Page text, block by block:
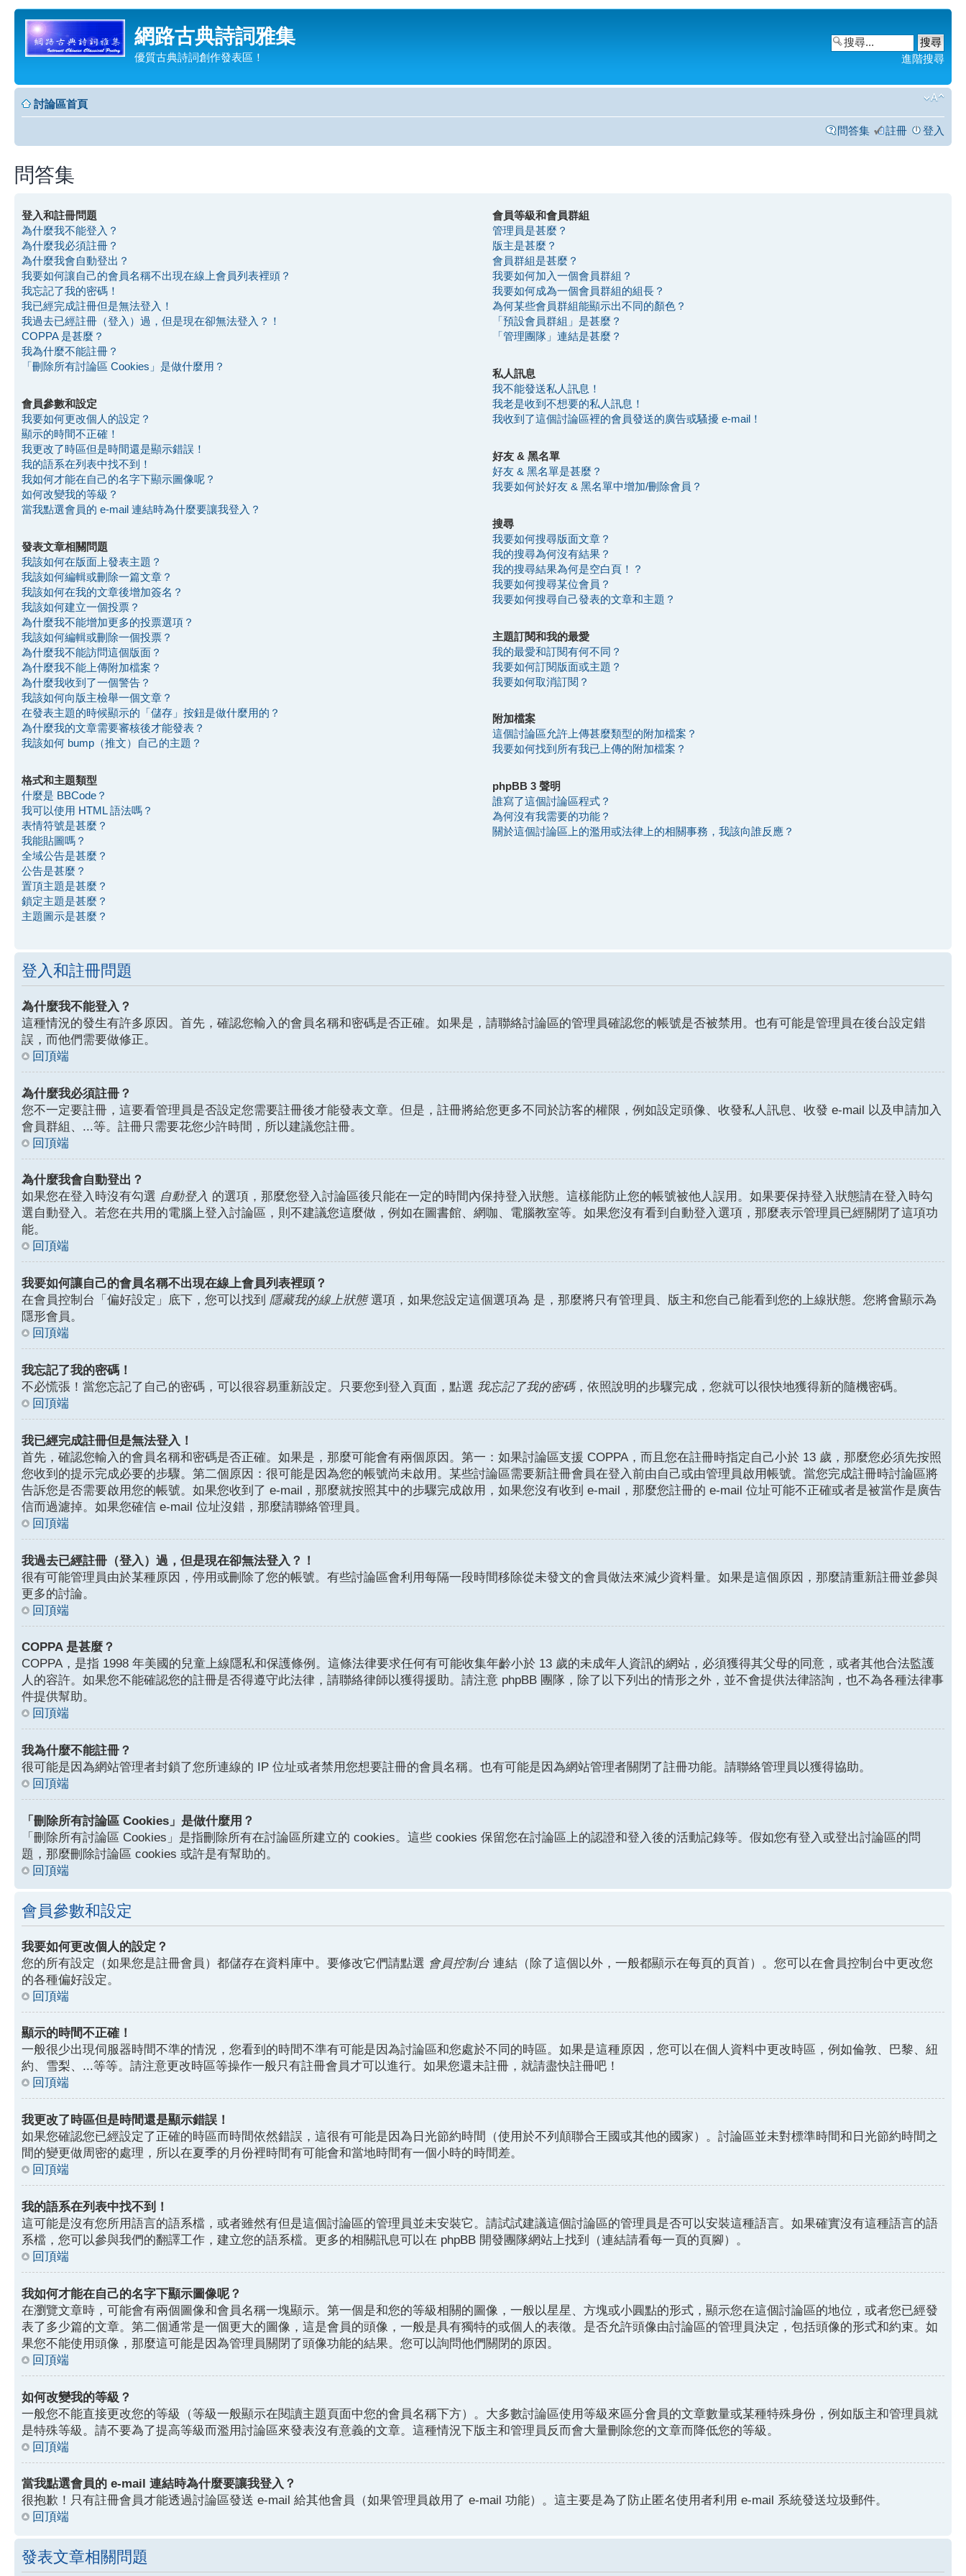
網路古典詩詞雅集
優質古典詩詞創作發表區！ 進階搜尋
討論區首頁
問答集 註冊 登入
問答集
登入和註冊問題
為什麼我不能登入？
為什麼我必須註冊？
為什麼我會自動登出？
我要如何讓自己的會員名稱不出現在線上會員列表裡頭？
我忘記了我的密碼！
我已經完成註冊但是無法登入！
我過去已經註冊（登入）過，但是現在卻無法登入？！
COPPA 是甚麼？
我為什麼不能註冊？
「刪除所有討論區 Cookies」是做什麼用？
會員參數和設定
我要如何更改個人的設定？
顯示的時間不正確！
我更改了時區但是時間還是顯示錯誤！
我的語系在列表中找不到！
我如何才能在自己的名字下顯示圖像呢？
如何改變我的等級？
當我點選會員的 e-mail 連結時為什麼要讓我登入？
發表文章相關問題
我該如何在版面上發表主題？
我該如何編輯或刪除一篇文章？
我該如何在我的文章後增加簽名？
我該如何建立一個投票？
為什麼我不能增加更多的投票選項？
我該如何編輯或刪除一個投票？
為什麼我不能訪問這個版面？
為什麼我不能上傳附加檔案？
為什麼我收到了一個警告？
我該如何向版主檢舉一個文章？
在發表主題的時候顯示的「儲存」按鈕是做什麼用的？
為什麼我的文章需要審核後才能發表？
我該如何 bump（推文）自己的主題？
格式和主題類型
什麼是 BBCode？
我可以使用 HTML 語法嗎？
表情符號是甚麼？
我能貼圖嗎？
全域公告是甚麼？
公告是甚麼？
置頂主題是甚麼？
鎖定主題是甚麼？
主題圖示是甚麼？
會員等級和會員群組
管理員是甚麼？
版主是甚麼？
會員群組是甚麼？
我要如何加入一個會員群組？
我要如何成為一個會員群組的組長？
為何某些會員群組能顯示出不同的顏色？
「預設會員群組」是甚麼？
「管理團隊」連結是甚麼？
私人訊息
我不能發送私人訊息！
我老是收到不想要的私人訊息！
我收到了這個討論區裡的會員發送的廣告或騷擾 e-mail！
好友 & 黑名單
好友 & 黑名單是甚麼？
我要如何於好友 & 黑名單中增加/刪除會員？
搜尋
我要如何搜尋版面文章？
我的搜尋為何沒有結果？
我的搜尋結果為何是空白頁！？
我要如何搜尋某位會員？
我要如何搜尋自己發表的文章和主題？
主題訂閱和我的最愛
我的最愛和訂閱有何不同？
我要如何訂閱版面或主題？
我要如何取消訂閱？
附加檔案
這個討論區允許上傳甚麼類型的附加檔案？
我要如何找到所有我已上傳的附加檔案？
phpBB 3 聲明
誰寫了這個討論區程式？
為何沒有我需要的功能？
關於這個討論區上的濫用或法律上的相關事務，我該向誰反應？
登入和註冊問題
為什麼我不能登入？
這種情況的發生有許多原因。首先，確認您輸入的會員名稱和密碼是否正確。如果是，請聯絡討論區的管理員確認您的帳號是否被禁用。也有可能是管理員在後台設定錯
誤，而他們需要做修正。
回頂端
為什麼我必須註冊？
您不一定要註冊，這要看管理員是否設定您需要註冊後才能發表文章。但是，註冊將給您更多不同於訪客的權限，例如設定頭像、收發私人訊息、收發 e-mail 以及申請加入
會員群組、...等。註冊只需要花您少許時間，所以建議您註冊。
回頂端
為什麼我會自動登出？
如果您在登入時沒有勾選 自動登入 的選項，那麼您登入討論區後只能在一定的時間內保持登入狀態。這樣能防止您的帳號被他人誤用。如果要保持登入狀態請在登入時勾
選自動登入。若您在共用的電腦上登入討論區，則不建議您這麼做，例如在圖書館、網咖、電腦教室等。如果您沒有看到自動登入選項，那麼表示管理員已經關閉了這項功
能。
回頂端
我要如何讓自己的會員名稱不出現在線上會員列表裡頭？
在會員控制台「偏好設定」底下，您可以找到 隱藏我的線上狀態選項，如果您設定這個選項為 是 ，那麼將只有管理員、版主和您自己能看到您的上線狀態。您將會顯示為
隱形會員。
回頂端
我忘記了我的密碼！
不必慌張！當您忘記了自己的密碼，可以很容易重新設定。只要您到登入頁面，點選 我忘記了我的密碼，依照說明的步驟完成，您就可以很快地獲得新的隨機密碼。
回頂端
我已經完成註冊但是無法登入！
首先，確認您輸入的會員名稱和密碼是否正確。如果是，那麼可能會有兩個原因。第一：如果討論區支援 COPPA，而且您在註冊時指定自己小於 13 歲，那麼您必須先按照
您收到的提示完成必要的步驟。第二個原因：很可能是因為您的帳號尚未啟用。某些討論區需要新註冊會員在登入前由自己或由管理員啟用帳號。當您完成註冊時討論區將
告訴您是否需要啟用您的帳號。如果您收到了 e-mail，那麼就按照其中的步驟完成啟用，如果您沒有收到 e-mail，那麼您註冊的 e-mail 位址可能不正確或者是被當作是廣告
信而過濾掉。如果您確信 e-mail 位址沒錯，那麼請聯絡管理員。
回頂端
我過去已經註冊（登入）過，但是現在卻無法登入？！
很有可能管理員由於某種原因，停用或刪除了您的帳號。有些討論區會利用每隔一段時間移除從未發文的會員做法來減少資料量。如果是這個原因，那麼請重新註冊並參與
更多的討論。
回頂端
COPPA 是甚麼？
COPPA，是指 1998 年美國的兒童上線隱私和保護條例。這條法律要求任何有可能收集年齡小於 13 歲的未成年人資訊的網站，必須獲得其父母的同意，或者其他合法監護
人的容許。如果您不能確認您的註冊是否得遵守此法律，請聯絡律師以獲得援助。請注意 phpBB 團隊，除了以下列出的情形之外，並不會提供法律諮詢，也不為各種法律事
件提供幫助。
回頂端
我為什麼不能註冊？
很可能是因為網站管理者封鎖了您所連線的 IP 位址或者禁用您想要註冊的會員名稱。也有可能是因為網站管理者關閉了註冊功能。請聯絡管理員以獲得協助。
回頂端
「刪除所有討論區 Cookies」是做什麼用？
「刪除所有討論區 Cookies」是指刪除所有在討論區所建立的 cookies。這些 cookies 保留您在討論區上的認證和登入後的活動記錄等。假如您有登入或登出討論區的問
題，那麼刪除討論區 cookies 或許是有幫助的。
回頂端
會員參數和設定
我要如何更改個人的設定？
您的所有設定（如果您是註冊會員）都儲存在資料庫中。要修改它們請點選 會員控制台 連結（除了這個以外，一般都顯示在每頁的頁首）。您可以在會員控制台中更改您
的各種偏好設定。
回頂端
顯示的時間不正確！
一般很少出現伺服器時間不準的情況，您看到的時間不準有可能是因為討論區和您處於不同的時區。如果是這種原因，您可以在個人資料中更改時區，例如倫敦、巴黎、紐
約、雪梨、...等等。請注意更改時區等操作一般只有註冊會員才可以進行。如果您還未註冊，就請盡快註冊吧！
回頂端
我更改了時區但是時間還是顯示錯誤！
如果您確認您已經設定了正確的時區而時間依然錯誤，這很有可能是因為日光節約時間（使用於不列顛聯合王國或其他的國家）。討論區並未對標準時間和日光節約時間之
間的變更做周密的處理，所以在夏季的月份裡時間有可能會和當地時間有一個小時的時間差。
回頂端
我的語系在列表中找不到！
這可能是沒有您所用語言的語系檔，或者雖然有但是這個討論區的管理員並未安裝它。請試試建議這個討論區的管理員是否可以安裝這種語言。如果確實沒有這種語言的語
系檔，您可以參與我們的翻譯工作，建立您的語系檔。更多的相關訊息可以在 phpBB 開發團隊網站上找到（連結請看每一頁的頁腳）。
回頂端
我如何才能在自己的名字下顯示圖像呢？
在瀏覽文章時，可能會有兩個圖像和會員名稱一塊顯示。第一個是和您的等級相關的圖像，一般以星星、方塊或小圓點的形式，顯示您在這個討論區的地位，或者您已經發
表了多少篇的文章。第二個通常是一個更大的圖像，這是會員的頭像，一般是具有獨特的或個人的表徵。是否允許頭像由討論區的管理員決定，包括頭像的形式和約束。如
果您不能使用頭像，那麼這可能是因為管理員關閉了頭像功能的結果。您可以詢問他們關閉的原因。
回頂端
如何改變我的等級？
一般您不能直接更改您的等級（等級一般顯示在閱讀主題頁面中您的會員名稱下方）。大多數討論區使用等級來區分會員的文章數量或某種特殊身份，例如版主和管理員就
是特殊等級。請不要為了提高等級而濫用討論區來發表沒有意義的文章。這種情況下版主和管理員反而會大量刪除您的文章而降低您的等級。
回頂端
當我點選會員的 e-mail 連結時為什麼要讓我登入？
很抱歉！只有註冊會員才能透過討論區發送 e-mail 給其他會員（如果管理員啟用了 e-mail 功能）。這主要是為了防止匿名使用者利用 e-mail 系統發送垃圾郵件。
回頂端
發表文章相關問題